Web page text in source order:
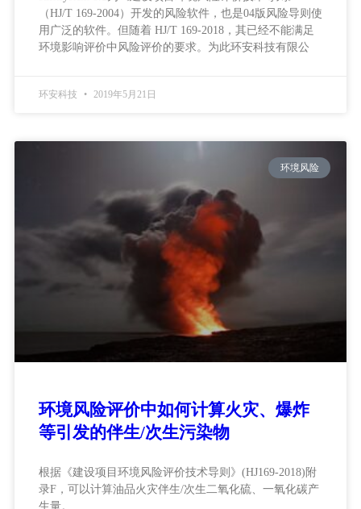
（HJ/T 169-2004）开发的风险软件，也是04版风险导则使
用广泛的软件。但随着 HJ/T 169-2018，其已经不能满足
环境影响评价中风险评价的要求。为此环安科技有限公
环安科技 2019年5月21日
环境风险
环境风险评价中如何计算火灾、爆炸
等引发的伴生/次生污染物
根据《建设项目环境风险评价技术导则》(HJ169-2018)附
录F，可以计算油品火灾伴生/次生二氧化硫、一氧化碳产
生量。